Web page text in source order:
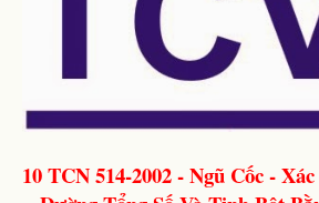
10 TCN 514-2002 - Ngũ Cốc -